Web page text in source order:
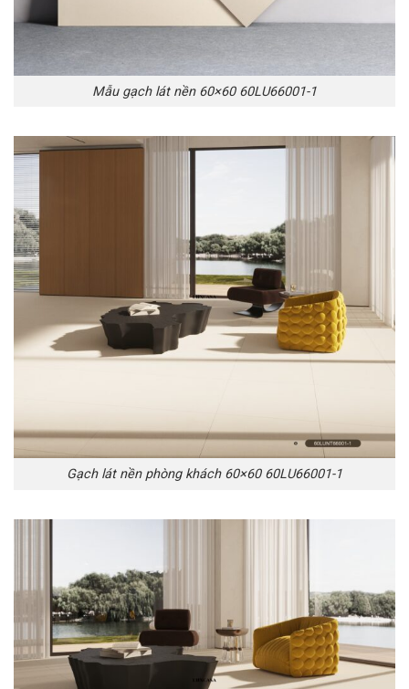
Mẫu gạch lát nền 60×60 60LU66001-1
Gạch lát nền phòng khách 60×60 60LU66001-1